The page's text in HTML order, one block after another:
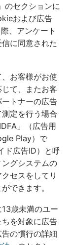
」のセクションに
および広告
、アンケート
に同意された
お客様がお使
て、またお客
トナーの広告
定を行う場合
」（広告用
Play）で
ド広告ID）と呼
グシステムの
セスをしてリ
できます。
歳未満のユー
を対象に広告
の慣行の詳細